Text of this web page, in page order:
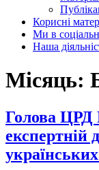
Корисні
Ми в
Наша
Місяць:
Голова ЦРД
експертній